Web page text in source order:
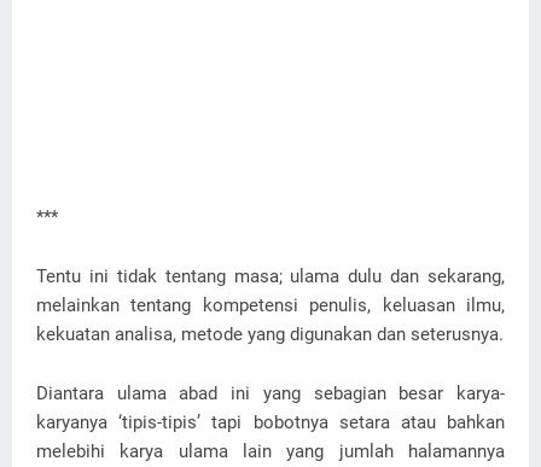
***
Tentu ini tidak tentang masa; ulama dulu dan sekarang,
melainkan tentang kompetensi penulis, keluasan ilmu,
kekuatan analisa, metode yang digunakan dan seterusnya.
Diantara ulama abad ini yang sebagian besar karya-
karyanya ‘tipis-tipis’ tapi bobotnya setara atau bahkan
melebihi karya ulama lain yang jumlah halamannya